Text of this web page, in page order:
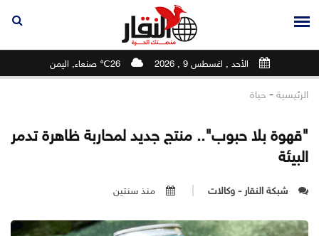
الأحد , اغسطس 9 , 2026 26℃ صنعاء, اليمن
الرئيسية - حياة
"قهوة بلا حبوب".. منتج جديد لمحاربة ظاهرة تدمر
البيئة
شبكة النقار - وكالات منذ سنتين